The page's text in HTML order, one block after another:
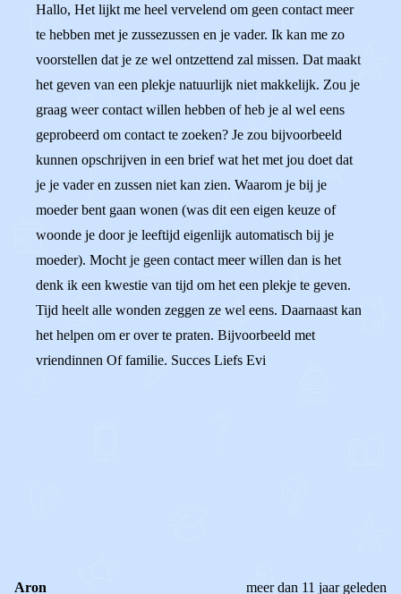
Hallo, Het lijkt me heel vervelend om geen contact meer
te hebben met je zussezussen en je vader. Ik kan me zo
voorstellen dat je ze wel ontzettend zal missen. Dat maakt
het geven van een plekje natuurlijk niet makkelijk. Zou je
graag weer contact willen hebben of heb je al wel eens
geprobeerd om contact te zoeken? Je zou bijvoorbeeld
kunnen opschrijven in een brief wat het met jou doet dat
je je vader en zussen niet kan zien. Waarom je bij je
moeder bent gaan wonen (was dit een eigen keuze of
woonde je door je leeftijd eigenlijk automatisch bij je
moeder). Mocht je geen contact meer willen dan is het
denk ik een kwestie van tijd om het een plekje te geven.
Tijd heelt alle wonden zeggen ze wel eens. Daarnaast kan
het helpen om er over te praten. Bijvoorbeeld met
vriendinnen Of familie. Succes Liefs Evi
Aron meer dan 11 jaar geleden